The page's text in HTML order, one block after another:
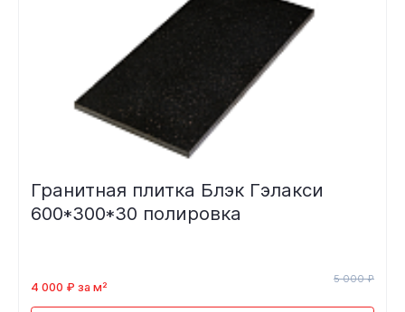
Гранитная плитка Блэк Гэлакси
600*300*30 полировка
4 000 ₽ за м²
5 000 ₽